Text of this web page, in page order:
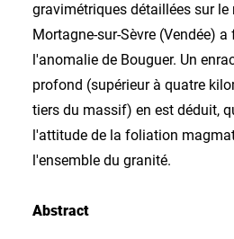
gravimétriques détaillées sur
Mortagne-sur-Sèvre (Vendée)
l'anomalie de Bouguer. Un
profond (supérieur à quatre
tiers du massif) en est déduit,
l'attitude de la foliation
l'ensemble du granité.
Abstract